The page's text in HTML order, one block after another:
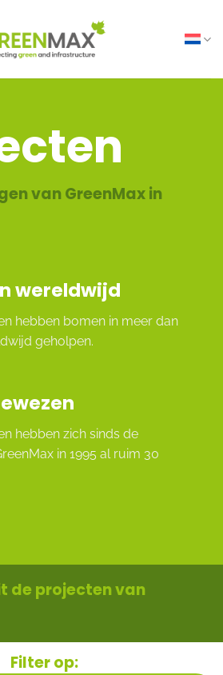
van GreenMax in
wereldwijd
hebben bomen in meer dan
geholpen.
hebben zich sinds de
in 1995 al ruim 30
de projecten van
Filter op: